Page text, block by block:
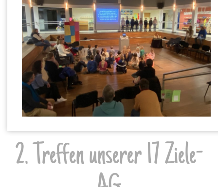
2. Treffen unserer 17 Ziele-